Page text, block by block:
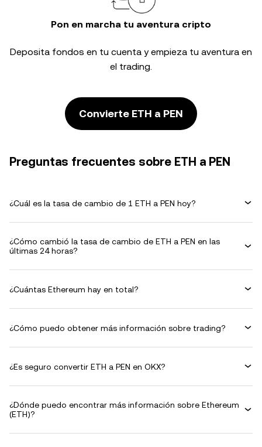
Pon en marcha tu aventura cripto
Deposita fondos en tu cuenta y empieza tu aventura en
el trading.
Convierte ETH a PEN
Preguntas frecuentes sobre ETH a PEN
¿Cuál es la tasa de cambio de 1 ETH a PEN hoy?
¿Cómo cambió la tasa de cambio de ETH a PEN en las
últimas 24 horas?
¿Cuántas Ethereum hay en total?
¿Cómo puedo obtener más información sobre trading?
¿Es seguro convertir ETH a PEN en OKX?
¿Dónde puedo encontrar más información sobre Ethereum
(ETH)?